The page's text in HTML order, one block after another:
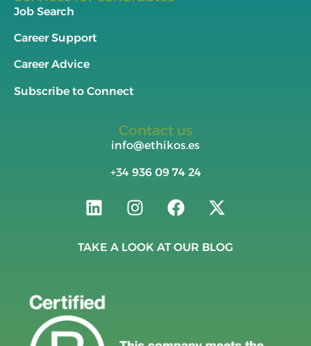
Job Search
Career Support
Career Advice
Subscribe to Connect
Contact us
info@ethikos.es
+34 936 09 74 24
TAKE A LOOK AT OUR BLOG